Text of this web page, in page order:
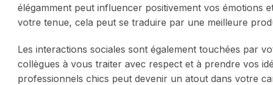
élégamment peut influencer positivement vos émotions
votre tenue, cela peut se traduire par une meilleure
Les interactions sociales sont également touchées par
collègues à vous traiter avec respect et à prendre vos
professionnels chics peut devenir un atout dans votre